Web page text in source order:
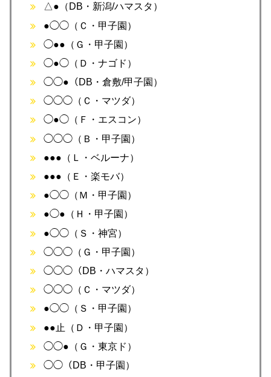
△●（DB・新潟/ハマスタ）
●◯◯（Ｃ・甲子園）
◯●●（Ｇ・甲子園）
◯●◯（Ｄ・ナゴド）
◯◯●（DB・倉敷/甲子園）
◯◯◯（Ｃ・マツダ）
◯●◯（Ｆ・エスコン）
◯◯◯（Ｂ・甲子園）
●●●（Ｌ・ベルーナ）
●●●（Ｅ・楽モバ）
●◯◯（Ｍ・甲子園）
●◯●（Ｈ・甲子園）
●◯◯（Ｓ・神宮）
◯◯◯（Ｇ・甲子園）
◯◯◯（DB・ハマスタ）
◯◯◯（Ｃ・マツダ）
●◯◯（Ｓ・甲子園）
●●止（Ｄ・甲子園）
◯◯●（Ｇ・東京ド）
◯◯（DB・甲子園）